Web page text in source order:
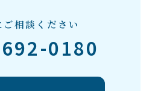
相談ください
0180